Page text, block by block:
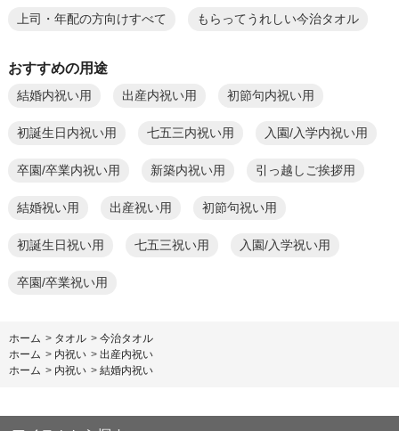
上司・年配の方向けすべて もらってうれしい今治タオル
おすすめの用途
結婚内祝い用 出産内祝い用 初節句内祝い用
初誕生日内祝い用 七五三内祝い用 入園/入学内祝い用
卒園/卒業内祝い用 新築内祝い用 引っ越しご挨拶用
結婚祝い用 出産祝い用 初節句祝い用
初誕生日祝い用 七五三祝い用 入園/入学祝い用
卒園/卒業祝い用
ホーム > タオル > 今治タオル
ホーム > 内祝い > 出産内祝い
ホーム > 内祝い > 結婚内祝い